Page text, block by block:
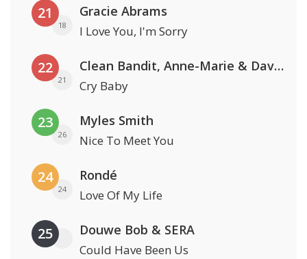
21
18
Gracie Abrams
I Love You, I'm Sorry
22
21
Clean Bandit, Anne-Marie & David Guetta
Cry Baby
23
26
Myles Smith
Nice To Meet You
24
24
Rondé
Love Of My Life
25 Douwe Bob & SERA
Could Have Been Us